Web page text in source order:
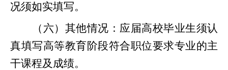
况须如实填写。
（六）其他情况：应届高校毕业生须认
真填写高等教育阶段符合职位要求专业的主
干课程及成绩。